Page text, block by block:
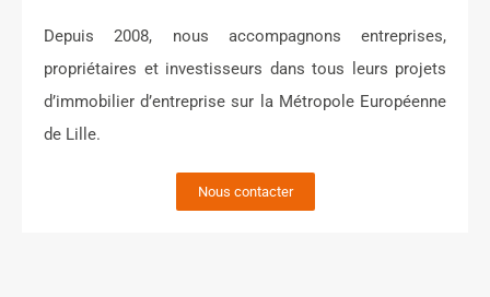
Depuis 2008, nous accompagnons entreprises,
propriétaires et investisseurs dans tous leurs projets
d’immobilier d’entreprise sur la Métropole Européenne
de Lille.
Nous contacter